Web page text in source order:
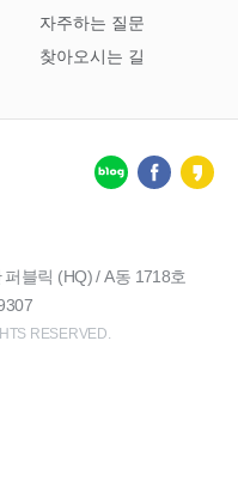
자주하는 질문
찾아오시는 길
블릭 (HQ) / A동 1718호
RESERVED.